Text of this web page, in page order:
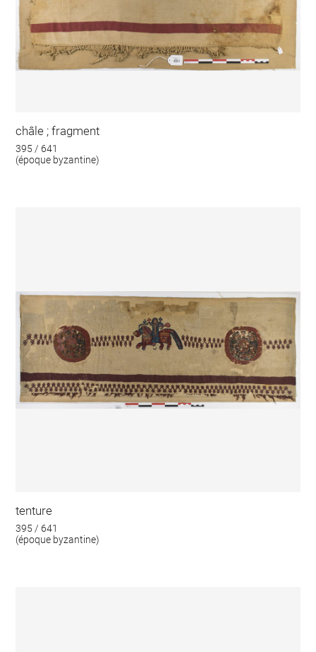
châle ; fragment
395 / 641
(époque byzantine)
tenture
395 / 641
(époque byzantine)